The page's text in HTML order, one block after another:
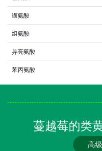
缬氨酸
组氨酸
异亮氨酸
苯丙氨酸
蔓越莓的类
高